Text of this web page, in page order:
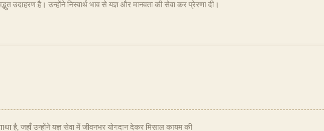
उदाहरण है। उन्होंने निस्वार्थ भाव से यज्ञ और मानवता की सेवा कर प्रेरणा दी।
है, जहाँ उन्होंने यज्ञ सेवा में जीवनभर योगदान देकर मिसाल कायम की